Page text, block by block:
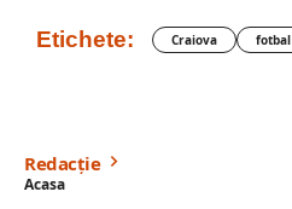
Etichete: Craiova fotbal
Redacție
Acasa